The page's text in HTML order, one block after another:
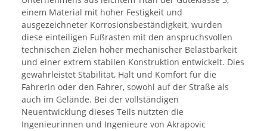
einem Material mit hoher Festigkeit und
ausgezeichneter Korrosionsbeständigkeit, wurden
diese einteiligen Fußrasten mit den anspruchsvollen
technischen Zielen hoher mechanischer Belastbarkeit
und einer extrem stabilen Konstruktion entwickelt. Dies
gewährleistet Stabilität, Halt und Komfort für die
Fahrerin oder den Fahrer, sowohl auf der Straße als
auch im Gelände. Bei der vollständigen
Neuentwicklung dieses Teils nutzten die
Ingenieurinnen und Ingenieure von Akrapovic